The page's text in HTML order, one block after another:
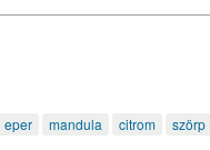
eper mandula citrom szörp